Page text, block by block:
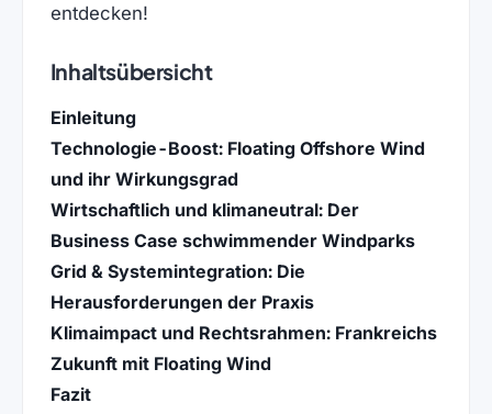
entdecken!
Inhaltsübersicht
Einleitung
Technologie-Boost: Floating Offshore Wind
und ihr Wirkungsgrad
Wirtschaftlich und klimaneutral: Der
Business Case schwimmender Windparks
Grid & Systemintegration: Die
Herausforderungen der Praxis
Klimaimpact und Rechtsrahmen: Frankreichs
Zukunft mit Floating Wind
Fazit